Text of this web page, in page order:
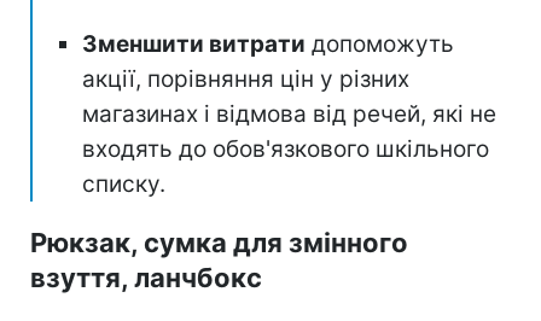
Зменшити витрати допоможуть
акції, порівняння цін у різних
магазинах і відмова від речей, які не
входять до обов'язкового шкільного
списку.
Рюкзак, сумка для змінного
взуття, ланчбокс